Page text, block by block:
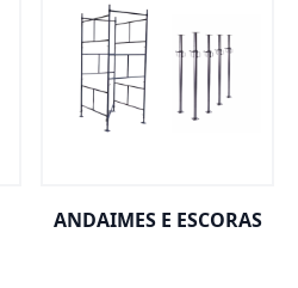
ANDAIMES E ESCORAS